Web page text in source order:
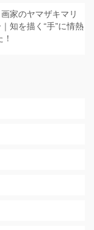
家のヤマザキマリ
知を描く“手”に情熱